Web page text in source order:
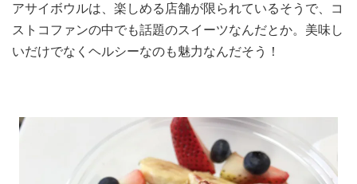
アサイボウルは、楽しめる店舗が限られているそうで、コ
ストコファンの中でも話題のスイーツなんだとか。美味し
いだけでなくヘルシーなのも魅力なんだそう！